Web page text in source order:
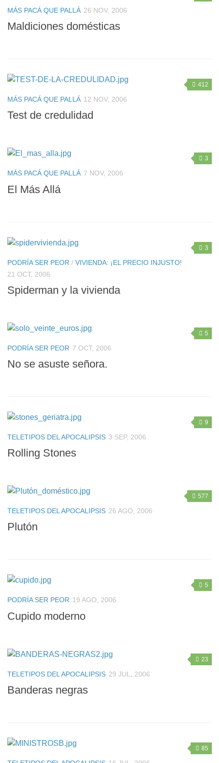
MÁS PACÁ QUE PALLÁ 26 NOV, 2006
Maldiciones domésticas
412
MÁS PACÁ QUE PALLÁ 12 NOV, 2006
Test de credulidad
3
MÁS PACÁ QUE PALLÁ 7 NOV, 2006
El Más Allá
3
PODRÍA SER PEOR / VIVIENDA: ¡EL PRECIO INJUSTO!
21 OCT, 2006
Spiderman y la vivienda
5
PODRÍA SER PEOR 7 OCT, 2006
No se asuste señora.
9
TELETIPOS DEL APOCALIPSIS 3 SEP, 2006
Rolling Stones
577
TELETIPOS DEL APOCALIPSIS 26 AGO, 2006
Plutón
5
PODRÍA SER PEOR 19 AGO, 2006
Cupido moderno
23
TELETIPOS DEL APOCALIPSIS 29 JUL, 2006
Banderas negras
85